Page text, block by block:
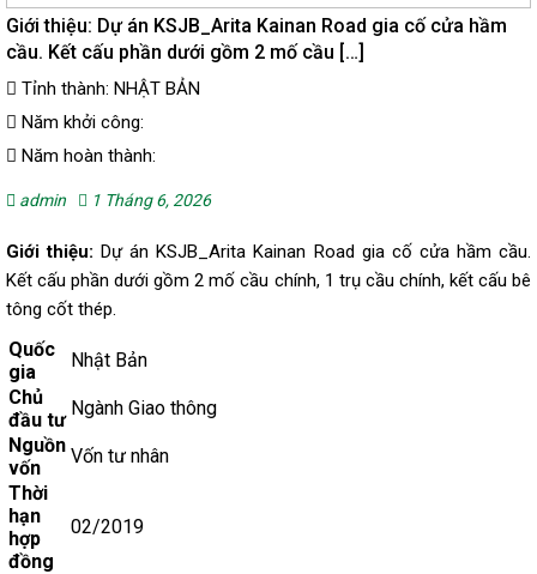
Giới thiệu: Dự án KSJB_Arita Kainan Road gia cố cửa hầm
cầu. Kết cấu phần dưới gồm 2 mố cầu […]
Tỉnh thành: NHẬT BẢN
Năm khởi công:
Năm hoàn thành:
admin 1 Tháng 6, 2026
Giới thiệu: Dự án KSJB_Arita Kainan Road gia cố cửa hầm cầu.
Kết cấu phần dưới gồm 2 mố cầu chính, 1 trụ cầu chính, kết cấu bê
tông cốt thép.
Quốc
gia
Nhật Bản
Chủ
đầu tư
Ngành Giao thông
Nguồn
vốn
Vốn tư nhân
Thời
hạn
hợp
đồng
02/2019